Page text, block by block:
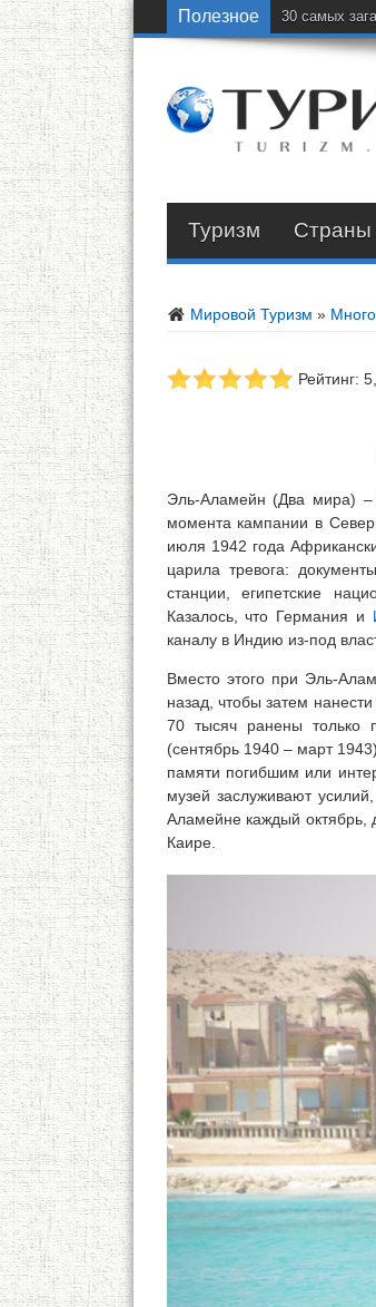
Полезное 30 самых
Туризм Страны
Мировой Туризм »
Рейтинг:
Эль-Аламейн (Два мира) –
момента кампании в
июля 1942 года
царила тревога:
станции, египетские
Казалось, что Германия и
каналу в Индию из-под
Вместо этого при Эль-
назад, чтобы затем
70 тысяч ранены только
(сентябрь 1940 – март
памяти погибшим или
музей заслуживают
Аламейне каждый октябрь,
Каире.